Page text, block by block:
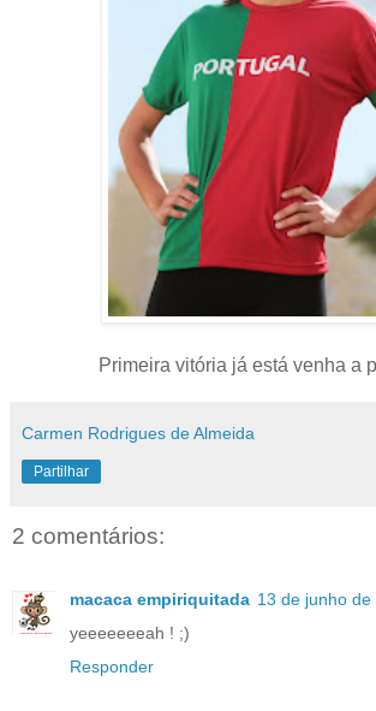
Primeira vitória já está venha a
Carmen Rodrigues de Almeida
Partilhar
2 comentários:
macaca empiriquitada 13 de junho
yeeeeeeeah ! ;)
Responder